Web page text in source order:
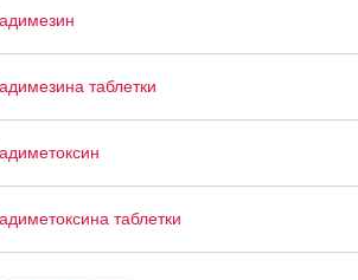
таблетки
таблетки